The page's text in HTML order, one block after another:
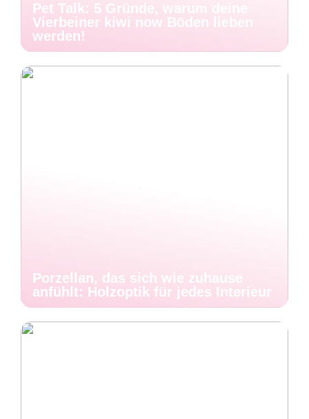
Pet Talk: 5 Gründe, warum deine
Vierbeiner kiwi now Böden lieben
werden!
Porzellan, das sich wie zuhause
anfühlt: Holzoptik für jedes Interieur